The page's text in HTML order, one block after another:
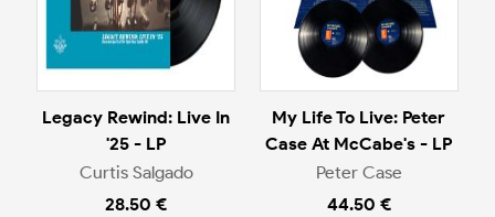
Legacy Rewind: Live In
'25 - LP
Curtis Salgado
28.50 €
My Life To Live: Peter
Case At McCabe's - LP
Peter Case
44.50 €